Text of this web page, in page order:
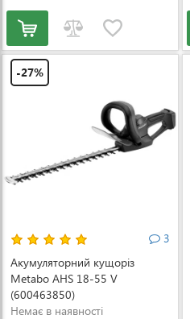
-27%
3
Акумуляторний кущоріз
Metabo AHS 18-55 V
(600463850)
Немає в наявності